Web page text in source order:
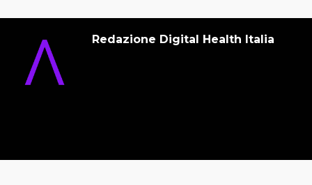
Redazione Digital Health Italia